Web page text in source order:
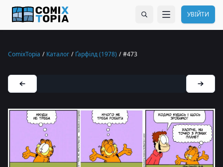
УВІЙТИ
ComixTopia / Каталог / Ґарфілд (1978) / #473